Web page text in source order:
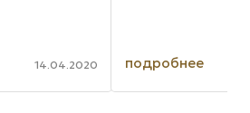
14.04.2020
используется
однокиловаттный
волоконный лазер
подробнее